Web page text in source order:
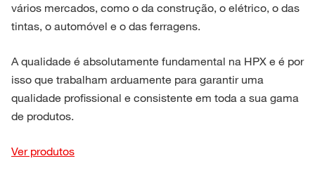
vários mercados, como o da construção, o elétrico, o das
tintas, o automóvel e o das ferragens.
A qualidade é absolutamente fundamental na HPX e é por
isso que trabalham arduamente para garantir uma
qualidade profissional e consistente em toda a sua gama
de produtos.
Ver produtos